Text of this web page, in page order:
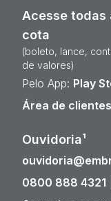
Acesse todas
cota
(boleto, lance,
de valores)
Pelo App: Play
Área de clientes
Ouvidoria¹
0800 888 4321